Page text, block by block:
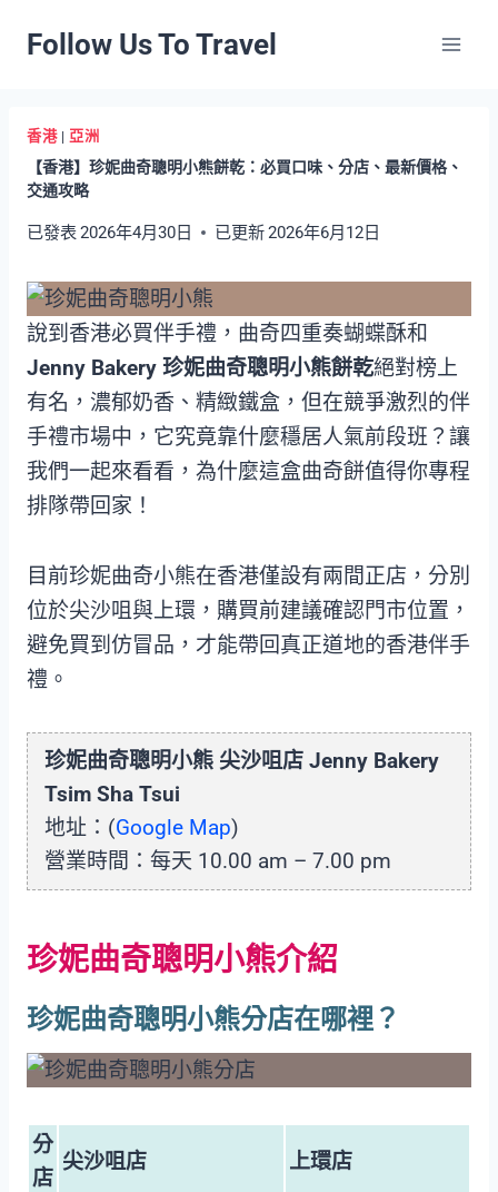
Follow Us To Travel
香港|亞洲
【香港】珍妮曲奇聰明小熊餅乾：必買口味、分店、最新價格、
交通攻略
已發表2026年4月30日 已更新2026年6月12日
說到香港必買伴手禮，曲奇四重奏蝴蝶酥和
Jenny Bakery 珍妮曲奇聰明小熊餅乾絕對榜上
有名，濃郁奶香、精緻鐵盒，但在競爭激烈的伴
手禮市場中，它究竟靠什麼穩居人氣前段班？讓
我們一起來看看，為什麼這盒曲奇餅值得你專程
排隊帶回家！
目前珍妮曲奇小熊在香港僅設有兩間正店，分別
位於尖沙咀與上環，購買前建議確認門市位置，
避免買到仿冒品，才能帶回真正道地的香港伴手
禮。
珍妮曲奇聰明小熊 尖沙咀店 Jenny Bakery
Tsim Sha Tsui
地址：(Google Map)
營業時間：每天 10.00 am – 7.00 pm
珍妮曲奇聰明小熊介紹
珍妮曲奇聰明小熊分店在哪裡？
分
店
尖沙咀店 上環店